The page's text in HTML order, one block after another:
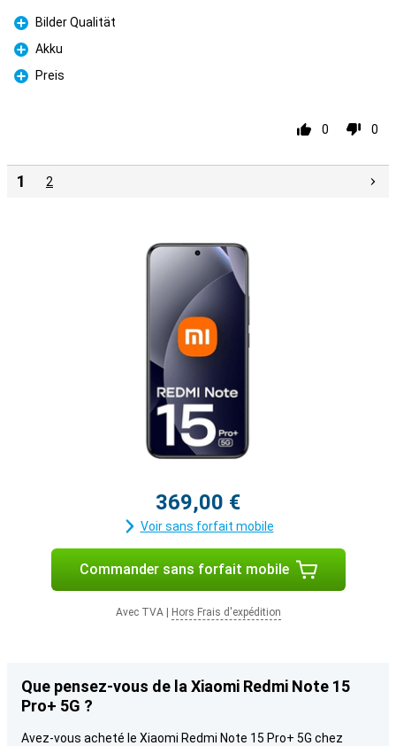
Pour
Bilder Qualität
Pour
Akku
Pour
Preis
0 0
1 2
369,00 €
Voir sans forfait mobile
Commander sans forfait mobile
Avec TVA| Hors Frais d'expédition
Que pensez-vous de la Xiaomi Redmi Note 15
Pro+ 5G ?
Avez-vous acheté le Xiaomi Redmi Note 15 Pro+ 5G chez